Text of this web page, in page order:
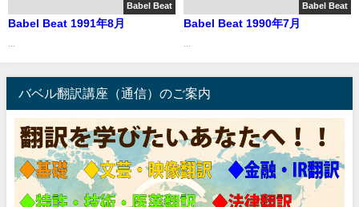
Babel Beat
Babel Beat 1991年8月
Babel Beat
Babel Beat 1990年7月
バベル翻訳講座（通信）のご案内